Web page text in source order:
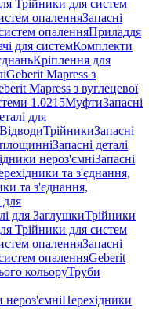
Трійники для систем
опаленняЗапасні
опаленняПриладдя
для системКомплекти
Кріплення для
Geberit Mapress з
Mapress з вуглецевої
1.0215МуфтиЗапасні
для
ТрійникиЗапасні
Запасні деталі
нероз'ємніЗапасні
та з'єднання,
та з'єднання,
для
для ЗаглушкиТрійники
Трійники для систем
опаленняЗапасні
опаленняGeberit
кольоруТруби
нероз'ємніПерехідники